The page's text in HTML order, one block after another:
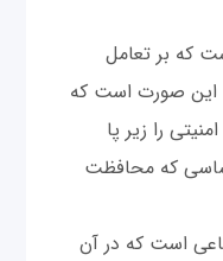
که بر تعامل
این صورت است که
را زیر پا
که محافظت
است که در آن